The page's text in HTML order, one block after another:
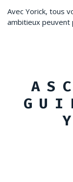
Avec Yorick, tous
ambitieux peuvent